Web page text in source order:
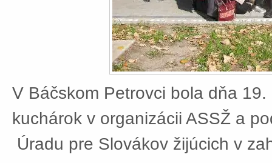
V Báčskom Petrovci bola dňa
kuchárok v organizácii ASSŽ a
Úradu pre Slovákov žijúcich v